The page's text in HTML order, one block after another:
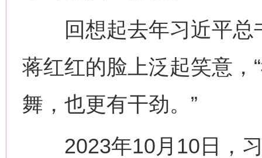
回想起去年习近平总
蒋红红的脸上泛起笑意，
舞，也更有干劲。”
2023年10月10日，习